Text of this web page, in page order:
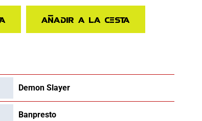
Añadir a la cesta
Demon Slayer
Banpresto